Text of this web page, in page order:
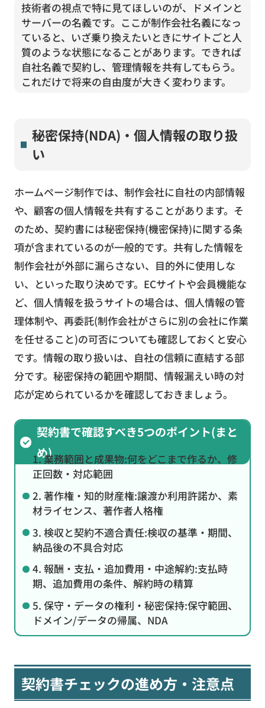
技術者の視点で特に見てほしいのが、ドメインと
サーバーの名義です。ここが制作会社名義になっ
ていると、いざ乗り換えたいときにサイトごと人
質のような状態になることがあります。できれば
自社名義で契約し、管理情報を共有してもらう。
これだけで将来の自由度が大きく変わります。
秘密保持(NDA)・個人情報の取り扱
い
ホームページ制作では、制作会社に自社の内部情報
や、顧客の個人情報を共有することがあります。そ
のため、契約書には秘密保持(機密保持)に関する条
項が含まれているのが一般的です。共有した情報を
制作会社が外部に漏らさない、目的外に使用しな
い、といった取り決めです。ECサイトや会員機能な
ど、個人情報を扱うサイトの場合は、個人情報の管
理体制や、再委託(制作会社がさらに別の会社に作業
を任せること)の可否についても確認しておくと安心
です。情報の取り扱いは、自社の信頼に直結する部
分です。秘密保持の範囲や期間、情報漏えい時の対
応が定められているかを確認しておきましょう。
契約書で確認すべき5つのポイント(まと
め)
1. 業務範囲と成果物:何をどこまで作るか、修
正回数・対応範囲
2. 著作権・知的財産権:譲渡か利用許諾か、素
材ライセンス、著作者人格権
3. 検収と契約不適合責任:検収の基準・期間、
納品後の不具合対応
4. 報酬・支払・追加費用・中途解約:支払時
期、追加費用の条件、解約時の精算
5. 保守・データの権利・秘密保持:保守範囲、
ドメイン/データの帰属、NDA
契約書チェックの進め方・注意点